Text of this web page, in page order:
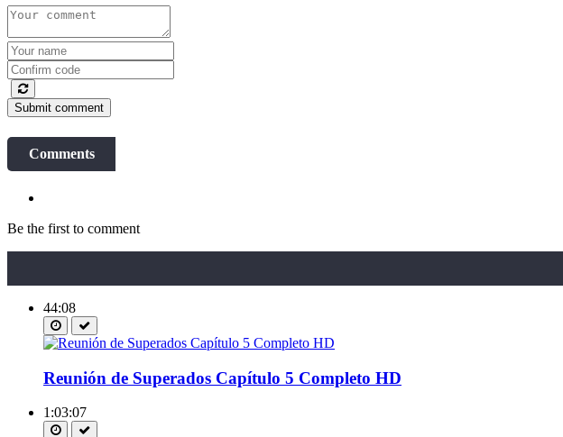
Submit comment
Comments
Be the first to comment
44:08
Reunión de Superados Capítulo 5 Completo HD
1:03:07